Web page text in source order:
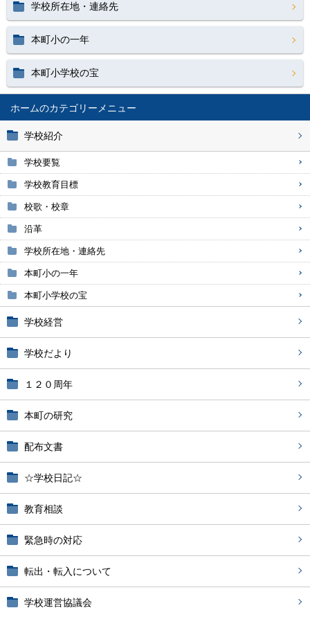
ホーム
学校紹介
学校要覧
学校教育目標
校歌・校章
沿革
学校所在地・連絡先
本町小の一年
本町小学校の宝
学校経営
学校だより
１２０周年
本町の研究
配布文書
☆学校日記☆
教育相談
緊急時の対応
転出・転入について
学校運営協議会
学校所在地・連絡先
本町小の一年
本町小学校の宝